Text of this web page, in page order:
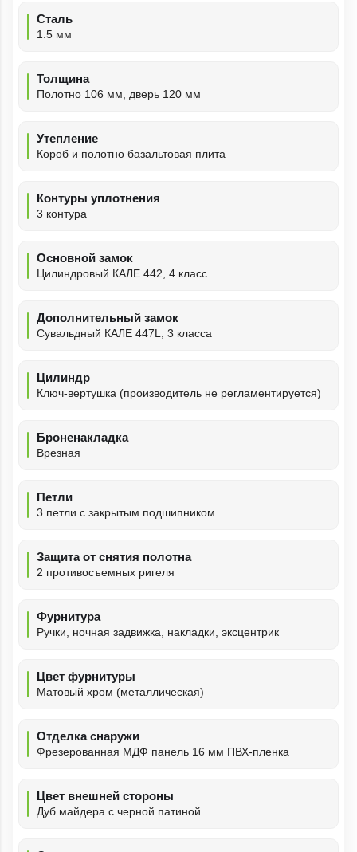
Сталь
1.5 мм
Толщина
Полотно 106 мм, дверь 120 мм
Утепление
Короб и полотно базальтовая плита
Контуры уплотнения
3 контура
Основной замок
Цилиндровый КАЛЕ 442, 4 класс
Дополнительный замок
Сувальдный КАЛЕ 447L, 3 класса
Цилиндр
Ключ-вертушка (производитель не регламентируется)
Броненакладка
Врезная
Петли
3 петли с закрытым подшипником
Защита от снятия полотна
2 противосъемных ригеля
Фурнитура
Ручки, ночная задвижка, накладки, эксцентрик
Цвет фурнитуры
Матовый хром (металлическая)
Отделка снаружи
Фрезерованная МДФ панель 16 мм ПВХ-пленка
Цвет внешней стороны
Дуб майдера с черной патиной